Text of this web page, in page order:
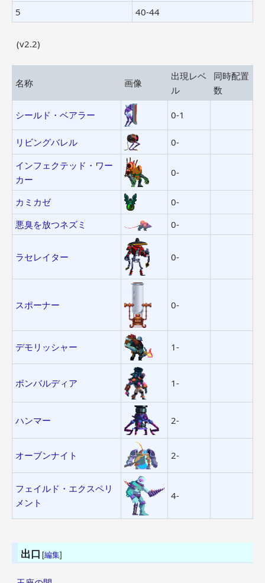
5
40-44
(v2.2)
名称 画像
出現レベ
ル
同時配置
数
シールド・ベアラー 0-1
リビングバレル
0-
インフェクテッド・ワー
カー
0-
カミカゼ
0-
悪臭を放つネズミ
0-
ラセレイター 0-
スポーナー 0-
デモリッシャー 1-
ボンバルディア 1-
ハンマー 2-
オーブンナイト 2-
フェイルド・エクスペリ
メント
4-
出口 [編集]